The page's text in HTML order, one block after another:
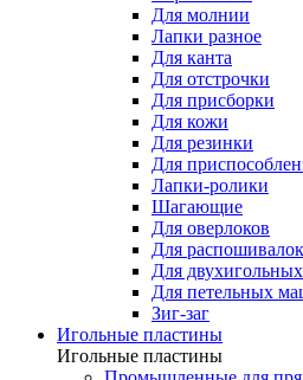
Для молнии
Лапки разное
Для канта
Для отстрочки
Для присборки
Для кожи
Для резинки
Для
Лапки-ролики
Шагающие
Для оверлоков
Для распошивалок
Для двухигольных
Для петельных
Зиг-заг
Игольные пластины
Игольные пластины